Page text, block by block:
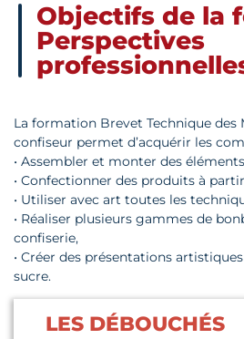
Objectifs de la
Perspectives
La formation Brevet Technique des
confiseur permet d’acquérir les
• Assembler et monter des
• Confectionner des produits à
• Utiliser avec art toutes les
• Réaliser plusieurs gammes de
confiserie,
• Créer des présentations
sucre.
LES DÉBOUCHÉS